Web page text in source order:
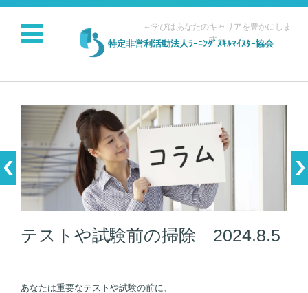
特定非営利活動法人ﾗｰﾆﾝｸﾞｽｷﾙﾏｲｽﾀｰ協会
～学びはあなたのキャリアを豊かにしま
す～
コンテンツに移動
テストや試験前の掃除 2024.8.5
あなたは重要なテストや試験の前に、